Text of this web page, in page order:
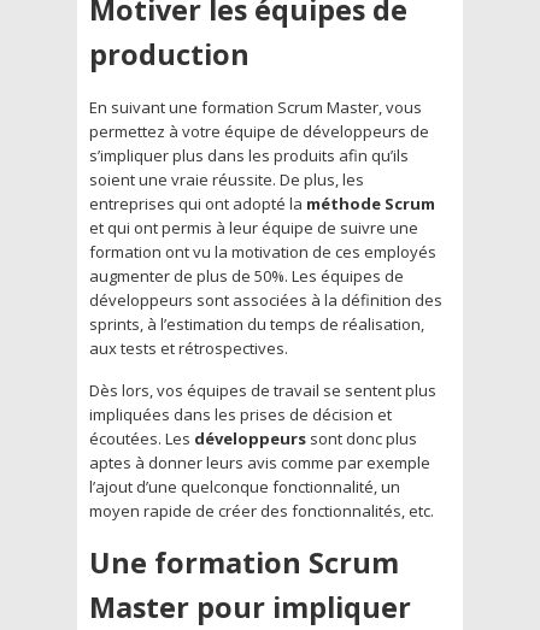
Motiver les équipes de
production
En suivant une formation Scrum Master, vous
permettez à votre équipe de développeurs de
s’impliquer plus dans les produits afin qu’ils
soient une vraie réussite. De plus, les
entreprises qui ont adopté la méthode Scrum
et qui ont permis à leur équipe de suivre une
formation ont vu la motivation de ces employés
augmenter de plus de 50%. Les équipes de
développeurs sont associées à la définition des
sprints, à l’estimation du temps de réalisation,
aux tests et rétrospectives.
Dès lors, vos équipes de travail se sentent plus
impliquées dans les prises de décision et
écoutées. Les développeurs sont donc plus
aptes à donner leurs avis comme par exemple
l’ajout d’une quelconque fonctionnalité, un
moyen rapide de créer des fonctionnalités, etc.
Une formation Scrum
Master pour impliquer